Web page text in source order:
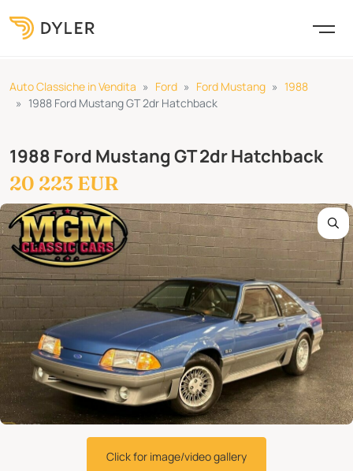
Auto Classiche in Vendita Ford Ford Mustang
1988
1988 Ford Mustang GT 2dr Hatchback
1988 Ford Mustang GT 2dr Hatchback
20 223 EUR
Click for image/video gallery